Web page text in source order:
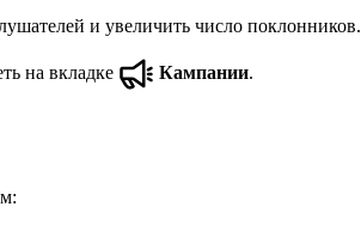
и увеличить число поклонников.
на вкладке Кампании.